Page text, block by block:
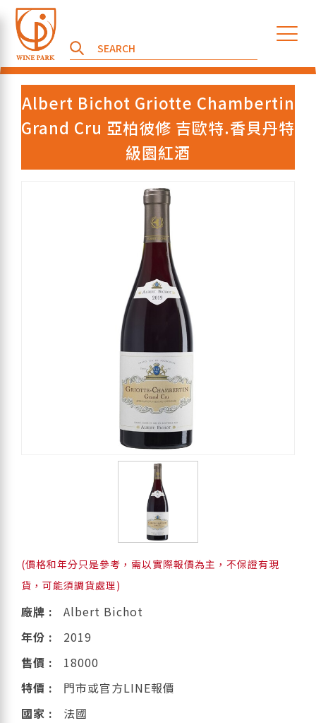
Albert Bichot Griotte Chambertin
Grand Cru 亞柏彼修 吉歐特.香貝丹特
級園紅酒
(價格和年分只是參考，需以實際報價為主，不保證有現
貨，可能須調貨處理)
廠牌 :
Albert Bichot
年份 :
2019
售價 :
18000
特價 :
門市或官方LINE報價
國家 :
法國